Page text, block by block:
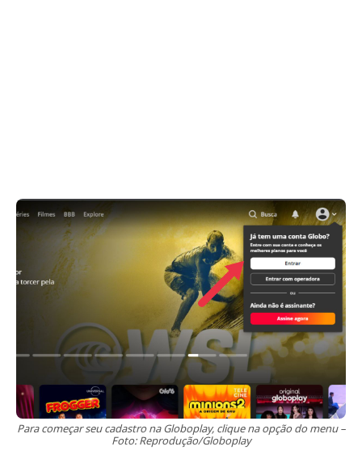
Para começar seu cadastro na Globoplay, clique na opção do menu –
Foto: Reprodução/Globoplay